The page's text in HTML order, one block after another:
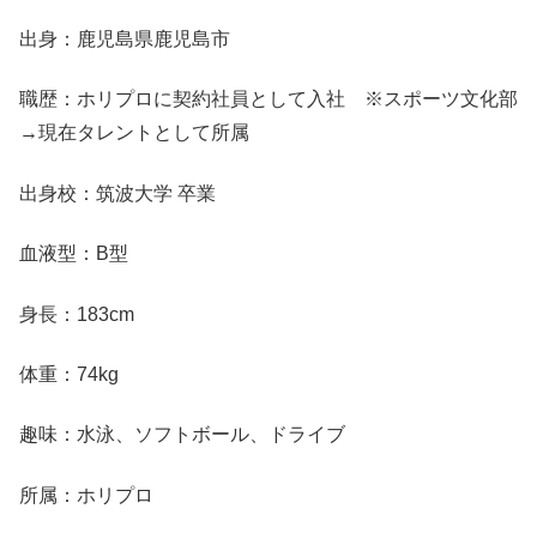
出身：鹿児島県鹿児島市
職歴：ホリプロに契約社員として入社 ※スポーツ文化部
→現在タレントとして所属
出身校：筑波大学 卒業
血液型：B型
身長：183cm
体重：74kg
趣味：水泳、ソフトボール、ドライブ
所属：ホリプロ